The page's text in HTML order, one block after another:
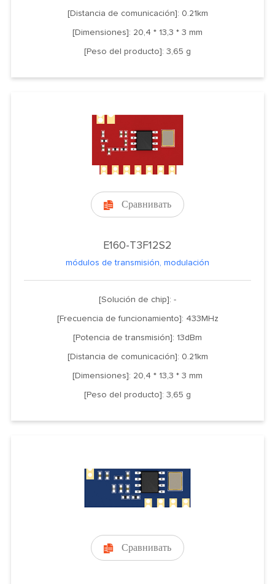
[Distancia de comunicación]: 0.21km
[Dimensiones]: 20,4 * 13,3 * 3 mm
[Peso del producto]: 3,65 g
 Сравнивать
E160-T3F12S2
módulos de transmisión, modulación
[Solución de chip]: -
[Frecuencia de funcionamiento]: 433MHz
[Potencia de transmisión]: 13dBm
[Distancia de comunicación]: 0.21km
[Dimensiones]: 20,4 * 13,3 * 3 mm
[Peso del producto]: 3,65 g
 Сравнивать